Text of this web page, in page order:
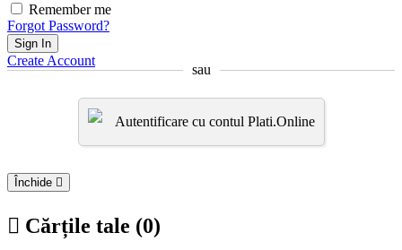
Remember me
Forgot Password?
Sign In
Create Account
sau
Autentificare cu contul Plati.Online
Închide
Cărțile tale (0)